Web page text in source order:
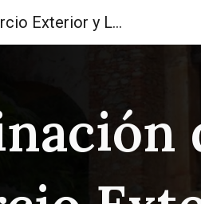
Skip to main
Coordinación de Comercio Exterior y Licenciatura en Comercio Internacional